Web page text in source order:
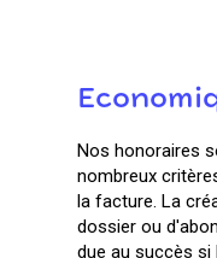
Nos honoraires
nombreux
la facture. La
dossier ou
due au succès